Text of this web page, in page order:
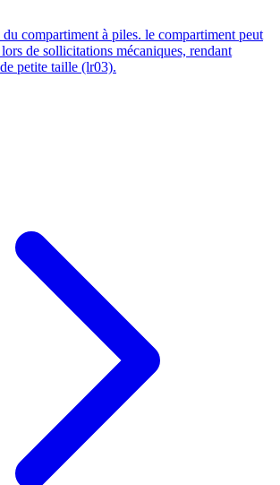
compartiment à piles. le compartiment peut
de sollicitations mécaniques, rendant
petite taille (lr03).